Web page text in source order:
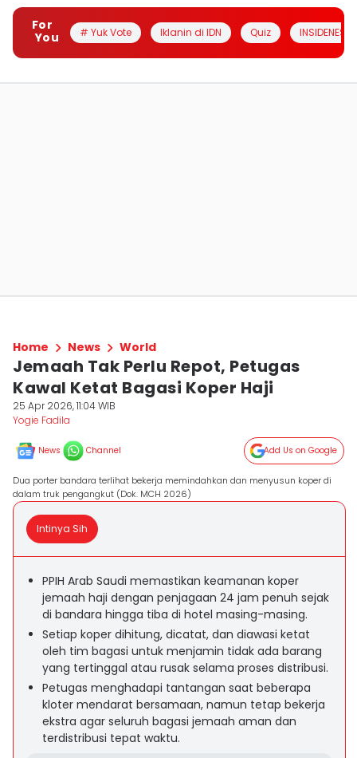
For
You
# Yuk Vote Iklanin di IDN Quiz INSIDENESIA
Home News World
Jemaah Tak Perlu Repot, Petugas
Kawal Ketat Bagasi Koper Haji
25 Apr 2026, 11:04 WIB
Yogie Fadila
News Channel Add Us on Google
Dua porter bandara terlihat bekerja memindahkan dan menyusun koper di
dalam truk pengangkut (Dok. MCH 2026)
Intinya Sih
PPIH Arab Saudi memastikan keamanan koper
jemaah haji dengan penjagaan 24 jam penuh sejak
di bandara hingga tiba di hotel masing-masing.
Setiap koper dihitung, dicatat, dan diawasi ketat
oleh tim bagasi untuk menjamin tidak ada barang
yang tertinggal atau rusak selama proses distribusi.
Petugas menghadapi tantangan saat beberapa
kloter mendarat bersamaan, namun tetap bekerja
ekstra agar seluruh bagasi jemaah aman dan
terdistribusi tepat waktu.